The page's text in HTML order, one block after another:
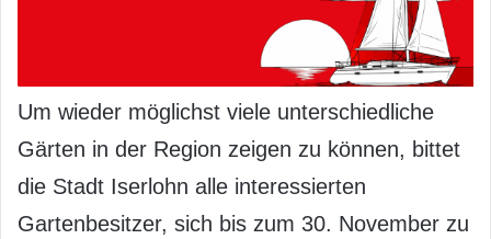
Um wieder möglichst viele unterschiedliche
Gärten in der Region zeigen zu können, bittet
die Stadt Iserlohn alle interessierten
Gartenbesitzer, sich bis zum 30. November zu